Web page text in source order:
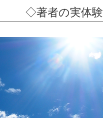
◇著者の実体験